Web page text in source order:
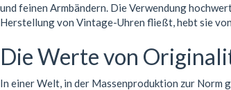
und feinen Armbändern. Die Verwendung
Herstellung von Vintage-Uhren fließt, hebt sie
Die Werte von
In einer Welt, in der Massenproduktion zur Norm